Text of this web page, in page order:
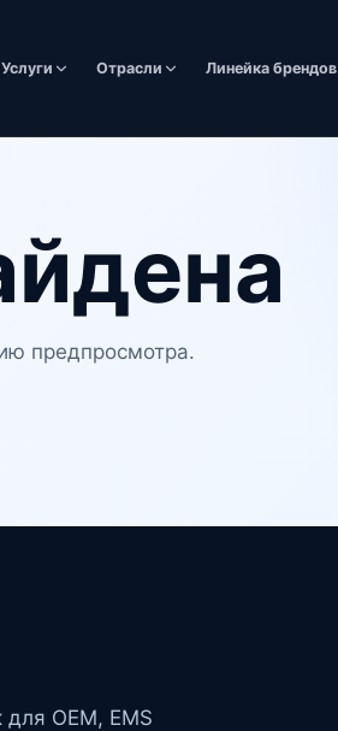
Услуги Отрасли Линейка брендов
предпросмотра.
OEM, EMS